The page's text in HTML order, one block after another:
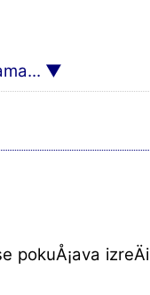
pokuÅ¡ava izreÄi